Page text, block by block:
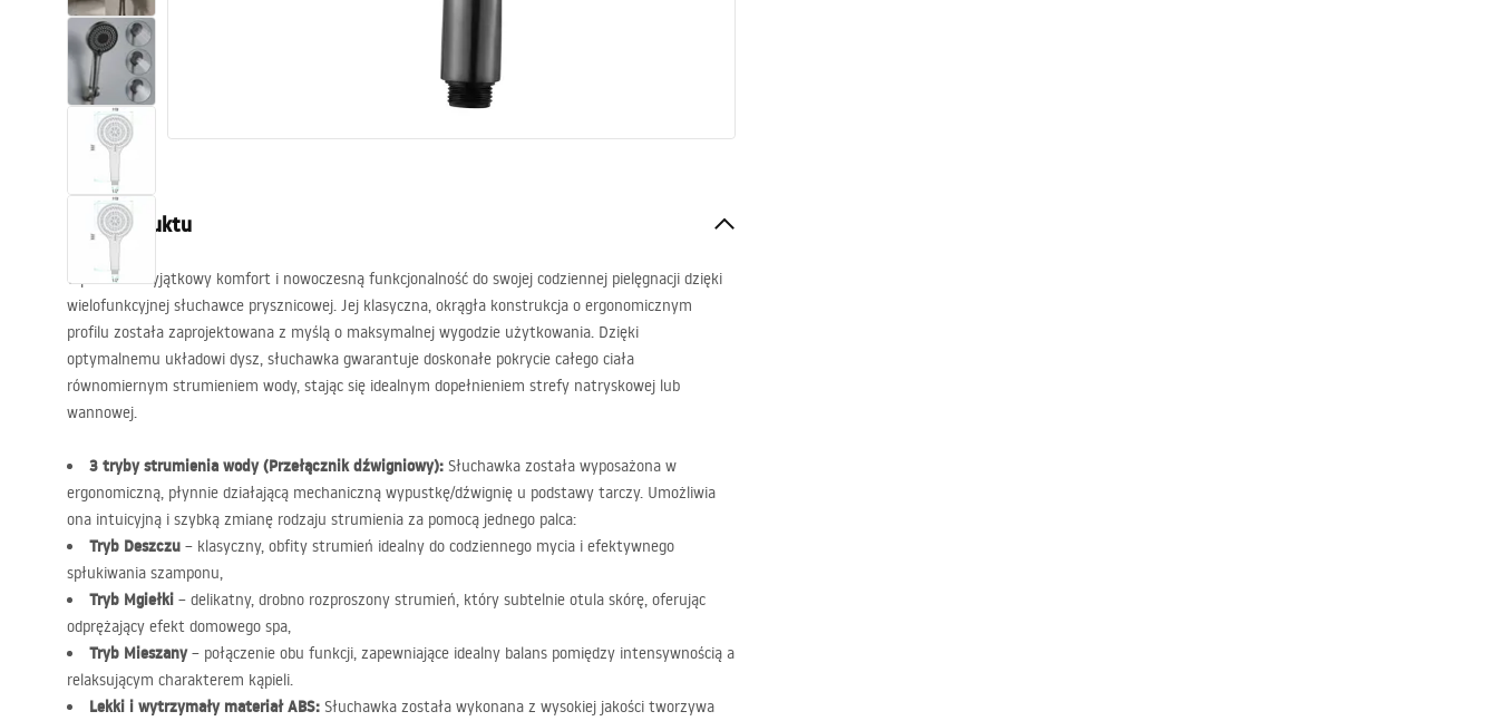
Baterie
Natryski
Akcesoria i meble łazienkowe
Opis produktu
Wprowadź wyjątkowy komfort i nowoczesną funkcjonalność do swojej codziennej pielęgnacji dzięki
wielofunkcyjnej słuchawce prysznicowej. Jej klasyczna, okrągła konstrukcja o ergonomicznym
profilu została zaprojektowana z myślą o maksymalnej wygodzie użytkowania. Dzięki
optymalnemu układowi dysz, słuchawka gwarantuje doskonałe pokrycie całego ciała
równomiernym strumieniem wody, stając się idealnym dopełnieniem strefy natryskowej lub
wannowej.
3 tryby strumienia wody (Przełącznik dźwigniowy): Słuchawka została wyposażona w
ergonomiczną, płynnie działającą mechaniczną wypustkę/dźwignię u podstawy tarczy. Umożliwia
ona intuicyjną i szybką zmianę rodzaju strumienia za pomocą jednego palca:
Tryb Deszczu – klasyczny, obfity strumień idealny do codziennego mycia i efektywnego
spłukiwania szamponu,
Tryb Mgiełki – delikatny, drobno rozproszony strumień, który subtelnie otula skórę, oferując
odprężający efekt domowego spa,
Tryb Mieszany– połączenie obu funkcji, zapewniające idealny balans pomiędzy intensywnością a
relaksującym charakterem kąpieli.
Lekki i wytrzymały materiałABS: Słuchawka została wykonana z wysokiej jakości tworzywa